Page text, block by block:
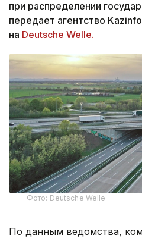
при распределении
передает агентство
на Deutsche Welle.
Фото: Deutsche Welle
По данным ведомства,